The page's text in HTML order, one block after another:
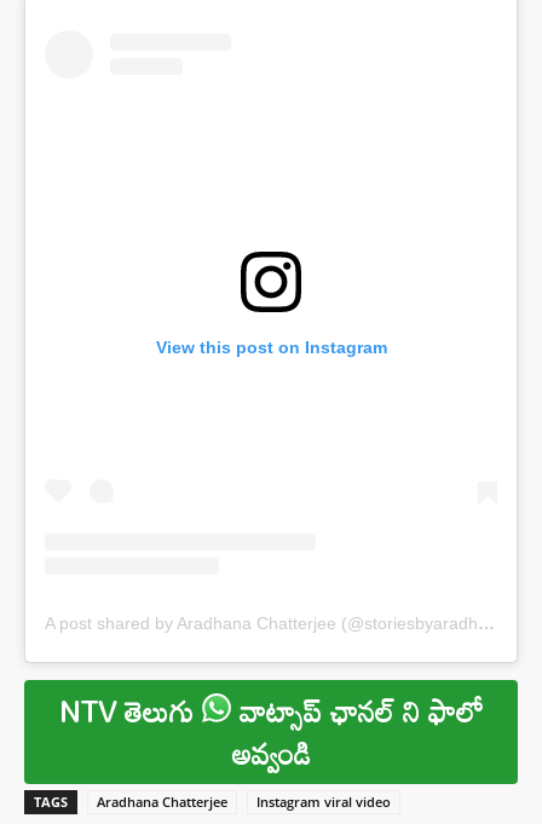
View this post on Instagram
A post shared by Aradhana Chatterjee (@storiesbyaradhana)
NTV తెలుగు వాట్సాప్ ఛానల్ ని ఫాలో
అవ్వండి
TAGS Aradhana Chatterjee
Instagram viral video